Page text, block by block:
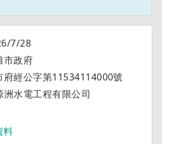
7/28
市政府
府經公字第11534114000號
洲水電工程有限公司
料